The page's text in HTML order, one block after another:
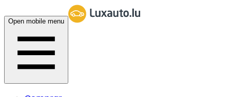
Open mobile menu